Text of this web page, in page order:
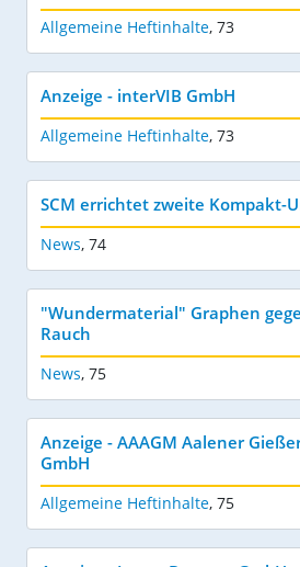
Allgemeine Heftinhalte, 73
Anzeige - interVIB GmbH
Allgemeine Heftinhalte, 73
SCM errichtet zweite Kompakt-
News, 74
"Wundermaterial" Graphen
Rauch
News, 75
Anzeige - AAAGM Aalener
GmbH
Allgemeine Heftinhalte, 75